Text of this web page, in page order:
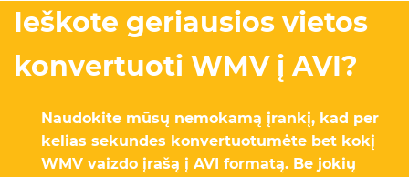
Ieškote geriausios vietos
konvertuoti WMV į AVI?
Naudokite mūsų nemokamą įrankį, kad per
kelias sekundes konvertuotumėte bet kokį
WMV vaizdo įrašą į AVI formatą. Be jokių